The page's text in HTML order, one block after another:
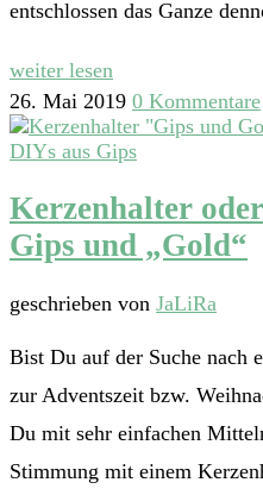
entschlossen das Ganze
weiter lesen
26. Mai 2019 0 Kommentare
DIYs aus Gips
Kerzenhalter
Gips und „Gold“
geschrieben von JaLiRa
Bist Du auf der Suche nach
zur Adventszeit bzw.
Du mit sehr einfachen
Stimmung mit einem